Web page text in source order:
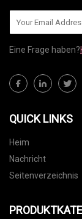
Eine Frage haben?
QUICK LINKS
Heim
Nachricht
Seitenverzeichnis